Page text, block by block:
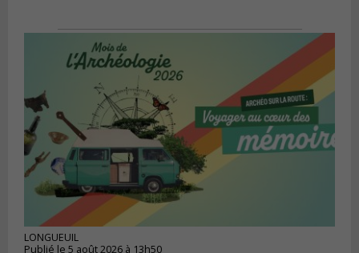
LONGUEUIL
Publié le 5 août 2026 à 13h50